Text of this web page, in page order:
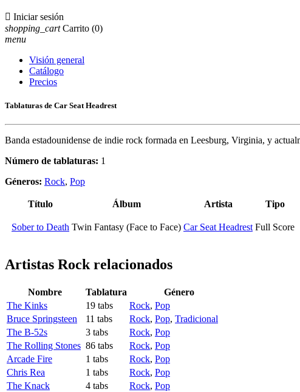
 Iniciar sesión
shopping_cart Carrito (0)
menu
Visión general
Catálogo
Precios
Tablaturas de Car Seat Headrest
Banda estadounidense de indie rock formada en Leesburg, Virginia, y
Número de tablaturas: 1
Géneros: Rock, Pop
Título Álbum Artista Tipo
Sober to Death Twin Fantasy (Face to Face) Car Seat Headrest Full Score
Artistas Rockrelacionados
Nombre Tablatura
Género
The Kinks
19 tabs Rock, Pop
Bruce Springsteen
11 tabs Rock, Pop, Tradicional
The B-52s
3 tabs Rock, Pop
The Rolling Stones 86 tabs Rock, Pop
Arcade Fire
1 tabs Rock, Pop
Chris Rea
1 tabs Rock, Pop
The Knack
4 tabs Rock, Pop